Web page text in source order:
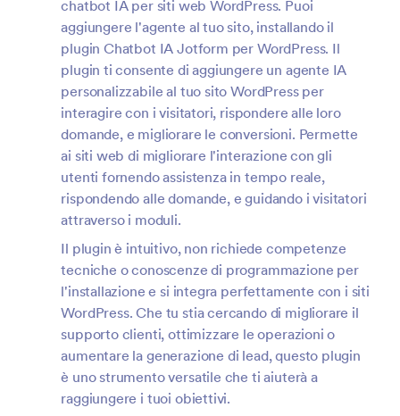
chatbot IA per siti web WordPress. Puoi
aggiungere l'agente al tuo sito, installando il
plugin Chatbot IA Jotform per WordPress. Il
plugin ti consente di aggiungere un agente IA
personalizzabile al tuo sito WordPress per
interagire con i visitatori, rispondere alle loro
domande, e migliorare le conversioni. Permette
ai siti web di migliorare l'interazione con gli
utenti fornendo assistenza in tempo reale,
rispondendo alle domande, e guidando i visitatori
attraverso i moduli.
Il plugin è intuitivo, non richiede competenze
tecniche o conoscenze di programmazione per
l'installazione e si integra perfettamente con i siti
WordPress. Che tu stia cercando di migliorare il
supporto clienti, ottimizzare le operazioni o
aumentare la generazione di lead, questo plugin
è uno strumento versatile che ti aiuterà a
raggiungere i tuoi obiettivi.